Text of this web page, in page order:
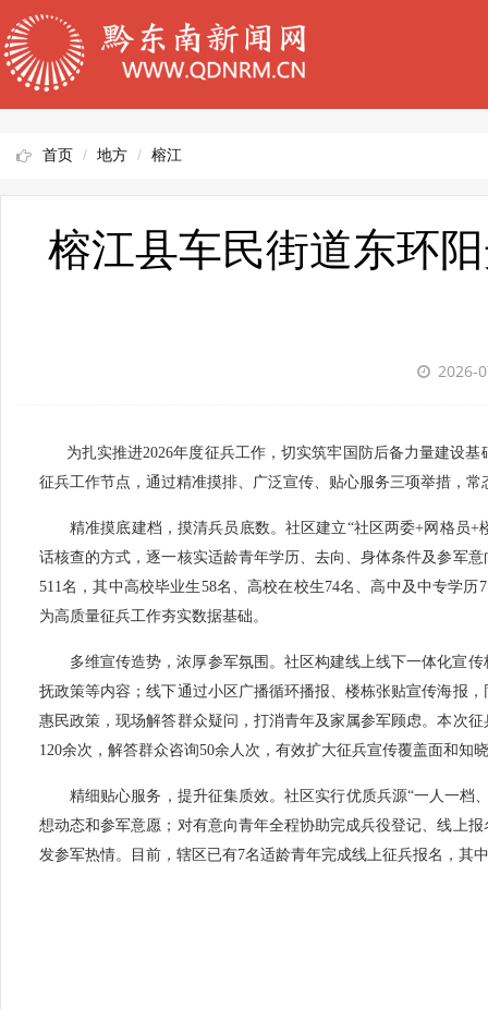
首页 地方 榕江
榕江县车民街道东环
2026-
为扎实推进2026年度征兵工作，切实筑牢国防后备力量建设基
征兵工作节点，通过精准摸排、广泛宣传、贴心服务三项举措，
精准摸底建档，摸清兵员底数。社区建立“社区两委+网格员
话核查的方式，逐一核实适龄青年学历、去向、身体条件及参军
511名，其中高校毕业生58名、高校在校生74名、高中及中专学
为高质量征兵工作夯实数据基础。
多维宣传造势，浓厚参军氛围。社区构建线上线下一体化宣
抚政策等内容；线下通过小区广播循环播报、楼栋张贴宣传海报
惠民政策，现场解答群众疑问，打消青年及家属参军顾虑。本次
120余次，解答群众咨询50余人次，有效扩大征兵宣传覆盖面和知
精细贴心服务，提升征集质效。社区实行优质兵源“一人一
想动态和参军意愿；对有意向青年全程协助完成兵役登记、线上
发参军热情。目前，辖区已有7名适龄青年完成线上征兵报名，其